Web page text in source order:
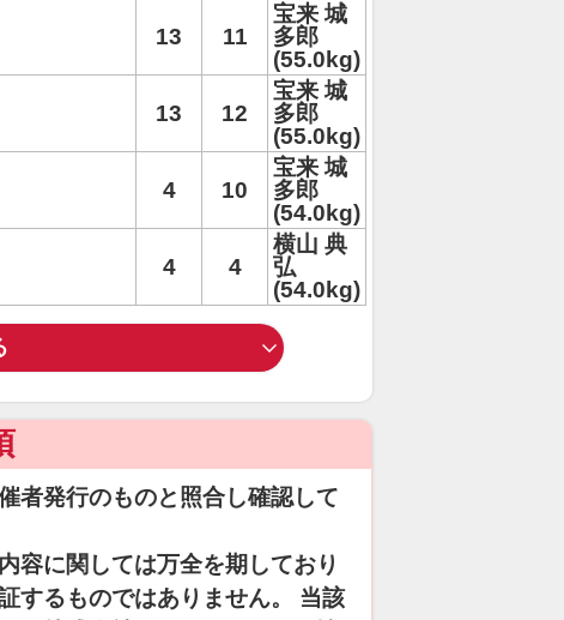
13 11
宝来 城
多郎
(55.0kg)
13 12
宝来 城
多郎
(55.0kg)
4 10
宝来 城
多郎
(54.0kg)
4 4
横山 典
弘
(54.0kg)
者発行のものと照合し確認して
容に関しては万全を期しており
するものではありません。 当該